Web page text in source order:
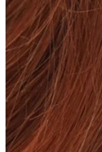
Stretching